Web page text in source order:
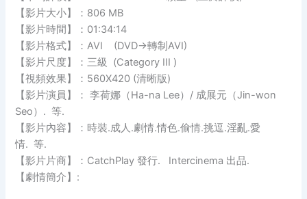
【影片大小】：806 MB
【影片時間】：01:34:14
【影片格式】：AVI (DVD→轉制AVI)
【影片尺度】：三級 (Category III )
【視頻效果】：560X420 (清晰版)
【影片演員】： 李荷娜（Ha-na Lee）/ 成展元（Jin-won
Seo）. 等.
【影片內容】：時裝.成人.劇情.情色.偷情.挑逗.淫亂.愛
情. 等.
【影片片商】：CatchPlay 發行. Intercinema 出品.
【劇情簡介】: